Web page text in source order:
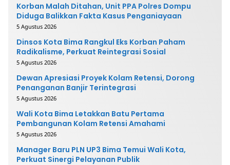
Korban Malah Ditahan, Unit PPA Polres Dompu
Diduga Balikkan Fakta Kasus Penganiayaan
5 Agustus 2026
Dinsos Kota Bima Rangkul Eks Korban Paham
Radikalisme, Perkuat Reintegrasi Sosial
5 Agustus 2026
Dewan Apresiasi Proyek Kolam Retensi, Dorong
Penanganan Banjir Terintegrasi
5 Agustus 2026
Wali Kota Bima Letakkan Batu Pertama
Pembangunan Kolam Retensi Amahami
5 Agustus 2026
Manager Baru PLN UP3 Bima Temui Wali Kota,
Perkuat Sinergi Pelayanan Publik